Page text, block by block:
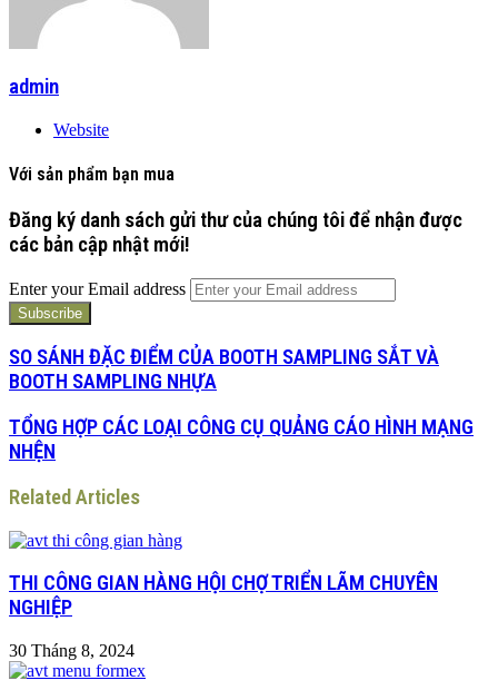
admin
Website
Với sản phẩm bạn mua
Đăng ký danh sách gửi thư của chúng tôi để nhận được
các bản cập nhật mới!
Enter your Email address
SO SÁNH ĐẶC ĐIỂM CỦA BOOTH SAMPLING SẮT VÀ
BOOTH SAMPLING NHỰA
TỔNG HỢP CÁC LOẠI CÔNG CỤ QUẢNG CÁO HÌNH MẠNG
NHỆN
Related Articles
THI CÔNG GIAN HÀNG HỘI CHỢ TRIỂN LÃM CHUYÊN
NGHIỆP
30 Tháng 8, 2024